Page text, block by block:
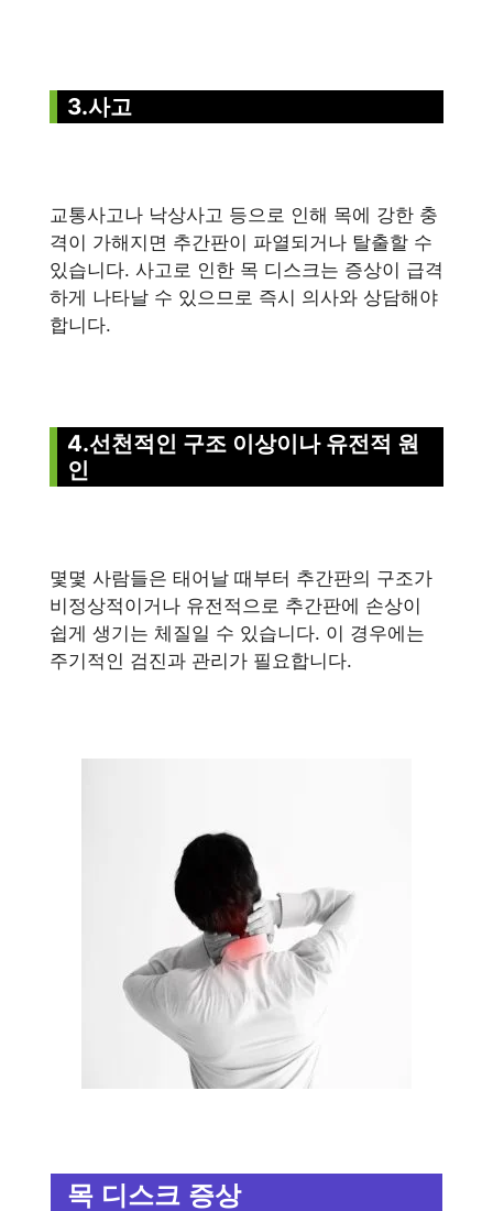
3.사고
교통사고나 낙상사고 등으로 인해 목에 강한 충
격이 가해지면 추간판이 파열되거나 탈출할 수
있습니다. 사고로 인한 목 디스크는 증상이 급격
하게 나타날 수 있으므로 즉시 의사와 상담해야
합니다.
4.선천적인 구조 이상이나 유전적 원
인
몇몇 사람들은 태어날 때부터 추간판의 구조가
비정상적이거나 유전적으로 추간판에 손상이
쉽게 생기는 체질일 수 있습니다. 이 경우에는
주기적인 검진과 관리가 필요합니다.
목 디스크 증상